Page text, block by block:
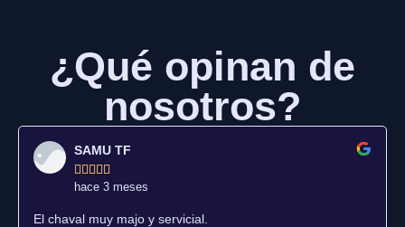
¿Qué opinan de
nosotros?
SAMU TF
    
hace 3 meses
El chaval muy majo y servicial.